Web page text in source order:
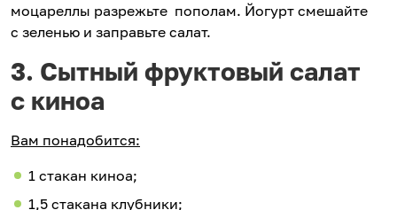
моцареллы разрежьте пополам. Йогурт смешайте
с зеленью и заправьте салат.
3. Сытный фруктовый салат
с киноа
Вам понадобится:
1 стакан киноа;
1,5 стакана клубники;